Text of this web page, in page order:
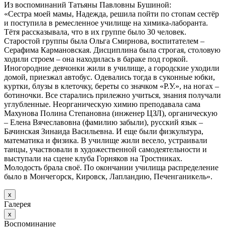
Из воспоминаний Татьяны Павловны Бушиной:
«Сестра моей мамы, Надежда, решила пойти по стопам сестёр
и поступила в ремесленное училище на химика-лаборанта.
Тётя рассказывала, что в их группе было 30 человек.
Старостой группы была Ольга Смирнова, воспитателем –
Серафима Кармановская. Дисциплина была строгая, столовую
ходили строем – она находилась в бараке под горкой.
Иногородние девчонки жили в училище, а городские уходили
домой, приезжал автобус. Одевались тогда в суконные юбки,
куртки, блузы в клеточку, береты со значком «Р.У.», на ногах –
ботиночки. Все старались прилежно учиться, знания получали
углубленные. Неорганическую химию преподавала сама
Махунова Полина Степановна (инженер ЦЗЛ), органическую
– Елена Вячеславовна (фамилию забыли), русский язык –
Бачинская Зинаида Васильевна. И еще были физкультура,
математика и физика. В училище жили весело, устраивали
танцы, участвовали в художественной самодеятельности и
выступали на сцене клуба Горняков на Тростниках.
Молодость брала своё. По окончании училища распределение
было в Мончегорск, Кировск, Лапландию, Печенганикель».
х
Галерея
х
Воспоминание